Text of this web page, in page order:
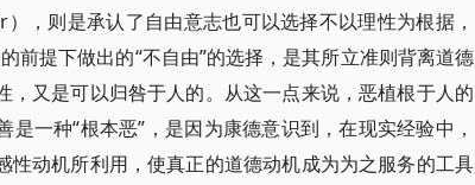
，则是承认了自由意志也可以选择不以理性为根据，
前提下做出的“不自由”的选择，是其所立准则背离道德
又是可以归咎于人的。从这一点来说，恶植根于人的
一种“根本恶”，是因为康德意识到，在现实经验中，
动机所利用，使真正的道德动机成为为之服务的工具